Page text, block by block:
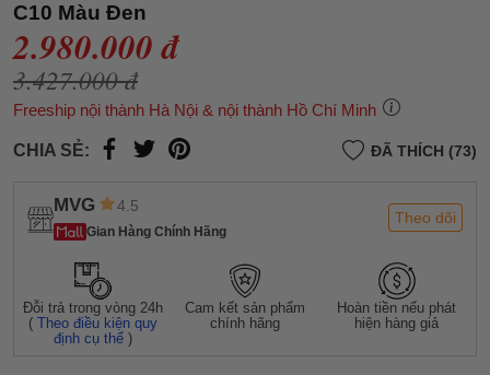
C10 Màu Đen
2.980.000 đ
3.427.000 đ
Freeship nội thành Hà Nội & nội thành Hồ Chí Minh
CHIA SẺ: ĐÃ THÍCH (73)
MVG 4.5
Gian Hàng Chính Hãng
Theo dõi
Đỗi trả trong vòng 24h
(Theo điều kiện quy
định cụ thể )
Cam kết sản phẩm
chính hãng
Hoàn tiền nếu phát
hiện hàng giả